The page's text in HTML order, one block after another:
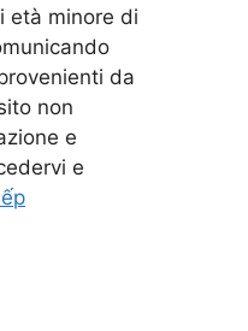
età minore di
da
non
e
e